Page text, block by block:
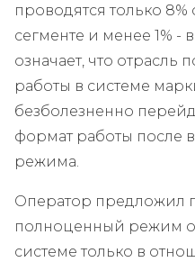
проводятся только
сегменте и менее 1% -
означает, что отрасль
работы в системе
безболезненно
формат работы после
режима.
Оператор предложил
полноценный режим
системе только в